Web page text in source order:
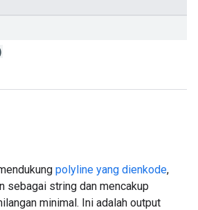
polyline yang dienkode,
sebagai string dan mencakup
minimal. Ini adalah output